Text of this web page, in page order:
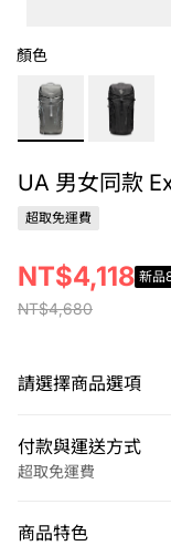
顏色
UA 男女同款
超取免運費
NT$4,680
NT$4,118 新品
請選擇商品選項
付款與運送方式
超取免運費
信用卡一次付款
商品特色